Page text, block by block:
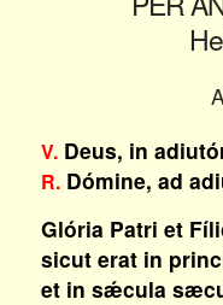
V.Deus, in
R.Dómine, ad
Glória Patri et
sicut erat in
et in sǽcula